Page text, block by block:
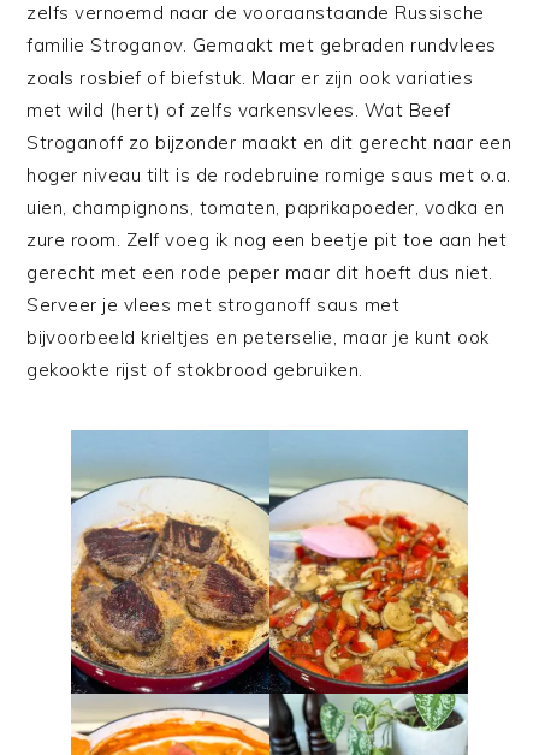
zelfs vernoemd naar de vooraanstaande Russische
familie Stroganov. Gemaakt met gebraden rundvlees
zoals rosbief of biefstuk. Maar er zijn ook variaties
met wild (hert) of zelfs varkensvlees. Wat Beef
Stroganoff zo bijzonder maakt en dit gerecht naar een
hoger niveau tilt is de rodebruine romige saus met o.a.
uien, champignons, tomaten, paprikapoeder, vodka en
zure room. Zelf voeg ik nog een beetje pit toe aan het
gerecht met een rode peper maar dit hoeft dus niet.
Serveer je vlees met stroganoff saus met
bijvoorbeeld krieltjes en peterselie, maar je kunt ook
gekookte rijst of stokbrood gebruiken.